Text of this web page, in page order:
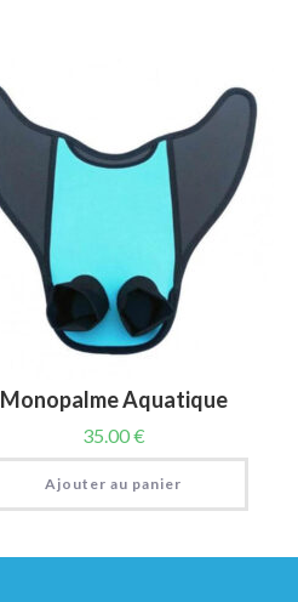
Monopalme Aquatique
35.00€
Ajouter au panier